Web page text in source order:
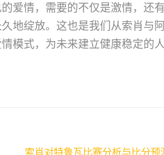
爱情，需要的不仅是激情，还
地绽放。这也是我们从索肖与
模式，为未来建立健康稳定的
索肖对特鲁瓦比赛分析与比分预